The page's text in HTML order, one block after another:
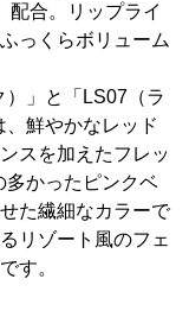
配合。リップライ
っくらボリューム
」と「LS07（ラ
鮮やかなレッド
スを加えたフレッ
多かったピンクベ
た繊細なカラーで
リゾート風のフェ
す。